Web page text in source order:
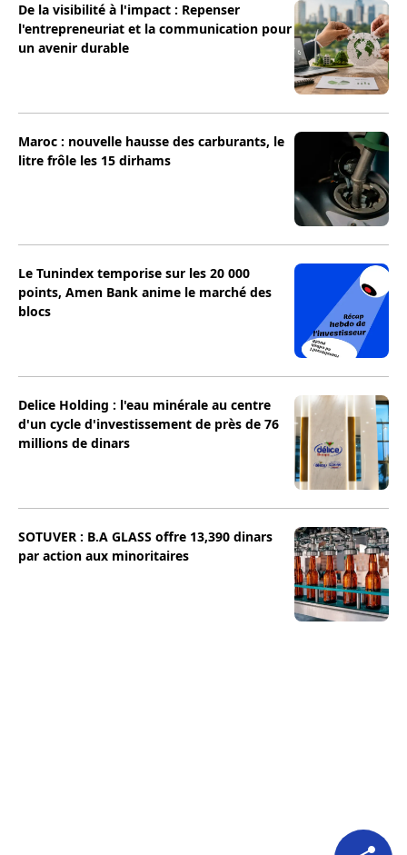
De la visibilité à l'impact : Repenser
l'entrepreneuriat et la communication pour
un avenir durable
Maroc : nouvelle hausse des carburants, le
litre frôle les 15 dirhams
Le Tunindex temporise sur les 20 000
points, Amen Bank anime le marché des
blocs
Delice Holding : l'eau minérale au centre
d'un cycle d'investissement de près de 76
millions de dinars
SOTUVER : B.A GLASS offre 13,390 dinars
par action aux minoritaires